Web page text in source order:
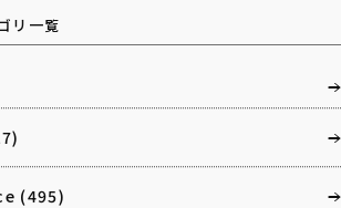
リ一覧
(495)